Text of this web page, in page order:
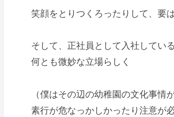
笑顔をとりつくろったりして、要
そして、正社員として入社してい
何とも微妙な立場らしく
（僕はその辺の幼稚園の文化事
素行が危なっかしかったり注意が